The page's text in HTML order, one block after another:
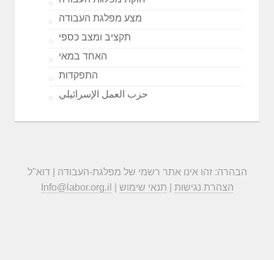
מצע מפלגת העבודה
תקציב ומצב כספי
האחד במאי
התפקדות
حزب العمل الإسرائيلي
הבהרה: זהו אינו אתר רשמי של מפלגת-העבודה | דוא"ל
Info@labor.org.il
הצהרת נגישות תנאי שימוש